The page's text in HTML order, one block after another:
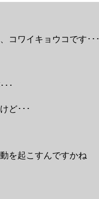
コワイキョウコです･･･
･･
ど･･･
を起こすんですかね